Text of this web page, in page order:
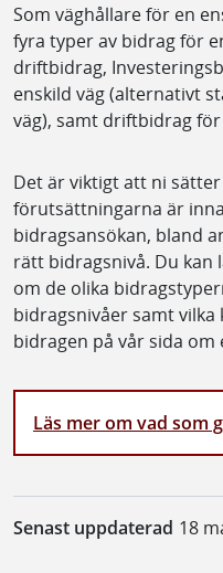
Som väghållare för en
fyra typer av bidrag för
driftbidrag,
enskild väg (alternativt
väg), samt driftbidrag
Det är viktigt att ni
förutsättningarna är
bidragsansökan, bland
rätt bidragsnivå. Du kan
om de olika
bidragsnivåer samt
bidragen på vår sida om
Läs mer om vad som
Senast uppdaterad 18